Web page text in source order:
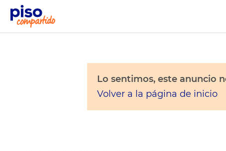
Lo sentimos, este anuncio
Volver a la página de inicio